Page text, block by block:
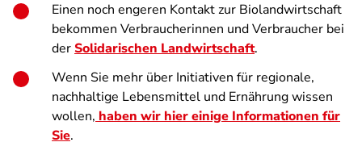
Einen noch engeren Kontakt zur Biolandwirtschaft
bekommen Verbraucherinnen und Verbraucher bei
derSolidarischen Landwirtschaft.
Wenn Sie mehr über Initiativen für regionale,
nachhaltige Lebensmittel und Ernährung wissen
wollen, haben wir hier einige Informationen für
Sie.